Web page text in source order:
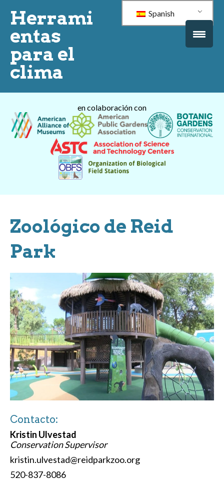
Herrami
entas
para el
clima
Spanish
en colaboración con
Zoológico de Reid
Park
Contacto:
Kristin Ulvestad
Conservation Supervisor
kristin.ulvestad@reidparkzoo.org
520-837-8086